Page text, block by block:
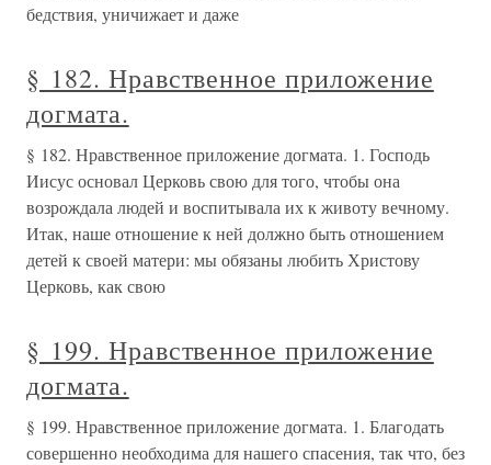
бедствия, уничижает и даже
§ 182. Нравственное приложение
догмата.
§ 182. Нравственное приложение догмата. 1. Господь
Иисус основал Церковь свою для того, чтобы она
возрождала людей и воспитывала их к животу вечному.
Итак, наше отношение к ней должно быть отношением
детей к своей матери: мы обязаны любить Христову
Церковь, как свою
§ 199. Нравственное приложение
догмата.
§ 199. Нравственное приложение догмата. 1. Благодать
совершенно необходима для нашего спасения, так что, без